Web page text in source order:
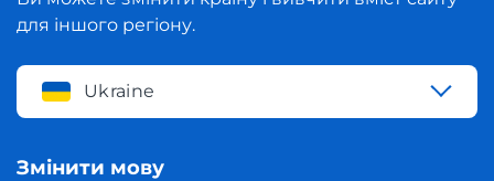
для іншого регіону.
Ukraine
Змінити мову